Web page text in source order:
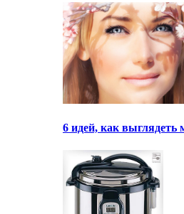
6 идей, как выглядеть